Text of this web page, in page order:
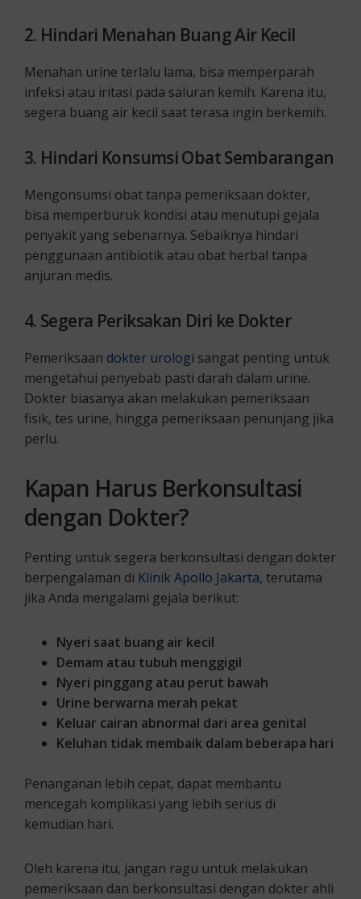
2. Hindari Menahan Buang Air Kecil
Menahan urine terlalu lama, bisa memperparah
infeksi atau iritasi pada saluran kemih. Karena itu,
segera buang air kecil saat terasa ingin berkemih.
3. Hindari Konsumsi Obat Sembarangan
Mengonsumsi obat tanpa pemeriksaan dokter,
bisa memperburuk kondisi atau menutupi gejala
penyakit yang sebenarnya. Sebaiknya hindari
penggunaan antibiotik atau obat herbal tanpa
anjuran medis.
4. Segera Periksakan Diri ke Dokter
Pemeriksaan dokter urologi sangat penting untuk
mengetahui penyebab pasti darah dalam urine.
Dokter biasanya akan melakukan pemeriksaan
fisik, tes urine, hingga pemeriksaan penunjang jika
perlu.
Kapan Harus Berkonsultasi
dengan Dokter?
Penting untuk segera berkonsultasi dengan dokter
berpengalaman di Klinik Apollo Jakarta, terutama
jika Anda mengalami gejala berikut:
Nyeri saat buang air kecil
Demam atau tubuh menggigil
Nyeri pinggang atau perut bawah
Urine berwarna merah pekat
Keluar cairan abnormal dari area genital
Keluhan tidak membaik dalam beberapa hari
Penanganan lebih cepat, dapat membantu
mencegah komplikasi yang lebih serius di
kemudian hari.
Oleh karena itu, jangan ragu untuk melakukan
pemeriksaan dan berkonsultasi dengan dokter ahli